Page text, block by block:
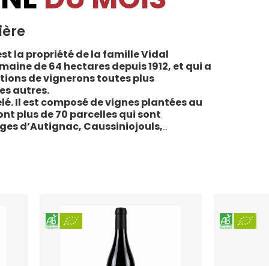
la propriété de la famille Vidal
de 64 hectares depuis 1912, et qui a
de vignerons toutes plus
autres.
Il est composé de vignes plantées au
plus de 70 parcelles qui sont
d’Autignac, Caussiniojouls,
de l’aire de l’Appellation. La grande
la Liquière est agriculture biologique
le premier millésime certifié du domaine.
: pratiques respectueuses de
vendanges manuelles, vinifications
de la Liquière est adaptée à chaque
moment de la vie, elle reflète
du terroir.